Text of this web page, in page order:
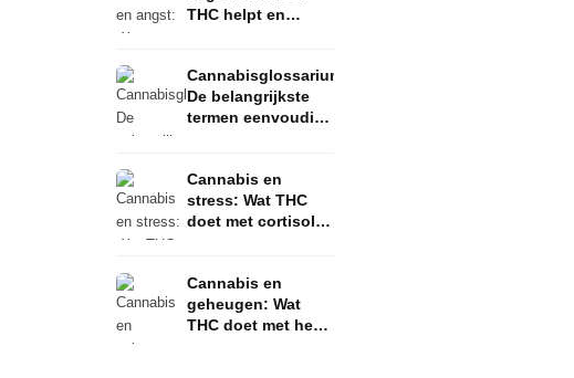
THC helpt en
Cannabisglossarium:
De belangrijkste
termen eenvoudig
Cannabis en
stress: Wat THC
doet met cortisol
Cannabis en
geheugen: Wat
THC doet met het